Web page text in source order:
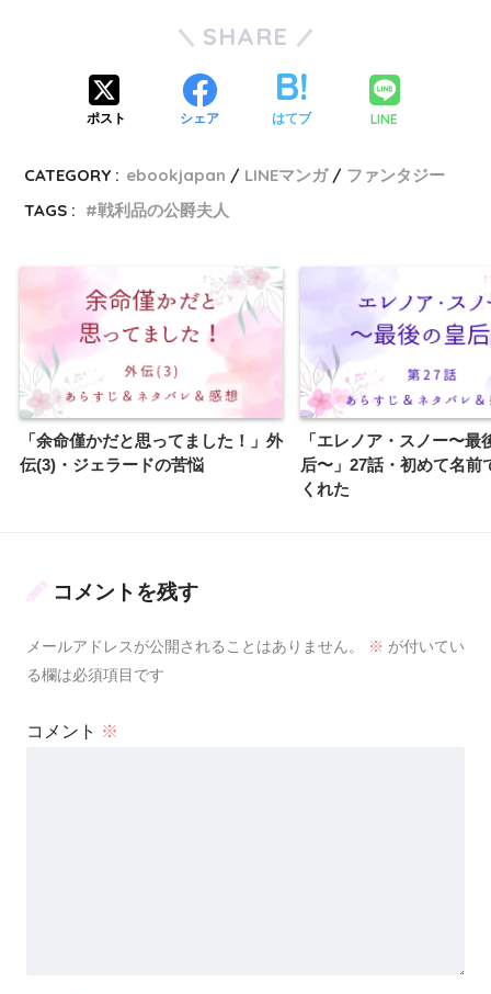
SHARE
ポスト シェア はてブ LINE
CATEGORY : ebookjapan LINEマンガ
ファンタジー
TAGS :
戦利品の公爵夫人
「余命僅かだと思ってました！」外
伝(3)・ジェラードの苦悩
「エレノア・スノー〜最
后〜」27話・初めて名前
くれた
コメントを残す
メールアドレスが公開されることはありません。 ※ が付いてい
る欄は必須項目です
コメント ※